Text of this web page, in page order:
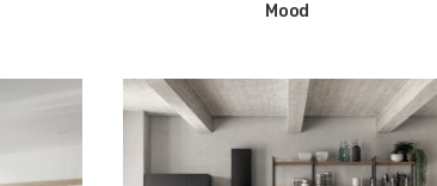
Mood